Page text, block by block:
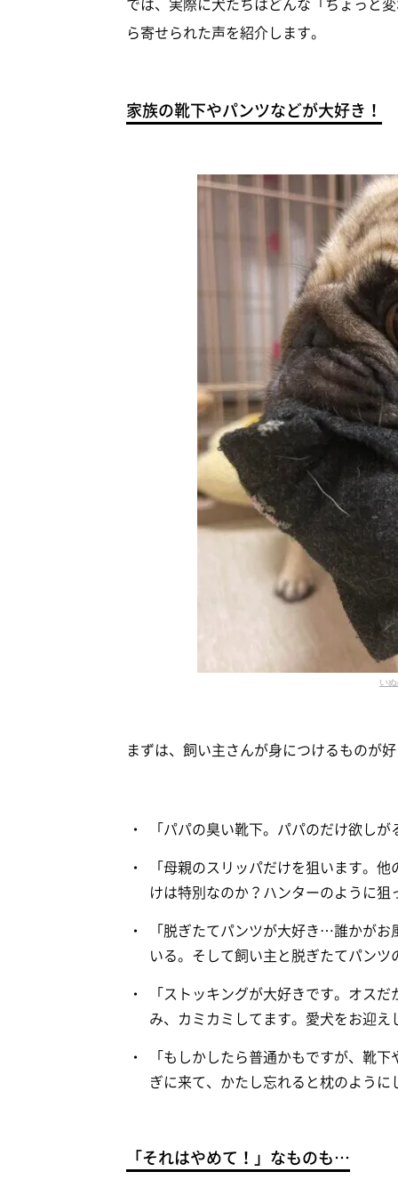
ら寄せられた声を紹介します。
家族の靴下やパンツなどが大好き！
い
まずは、飼い主さんが身につけるものが
「パパの臭い靴下。パパのだけ欲しが
「母親のスリッパだけを狙います。
けは特別なのか？ハンターのように狙
「脱ぎたてパンツが大好き…誰かが
いる。そして飼い主と脱ぎたてパンツ
「ストッキングが大好きです。オス
み、カミカミしてます。愛犬をお迎
「もしかしたら普通かもですが、靴
ぎに来て、かたし忘れると枕のように
「それはやめて！」なものも…